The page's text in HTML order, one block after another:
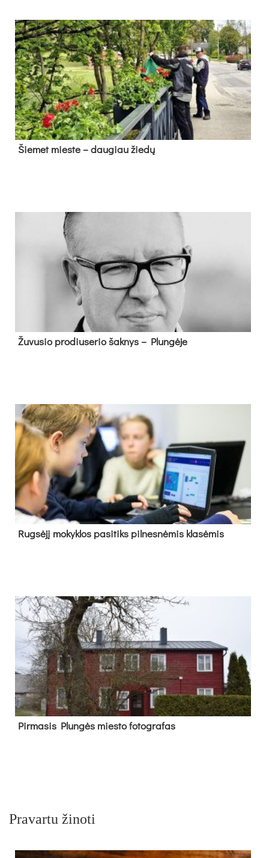
Šie­met mies­te – dau­giau žie­dų
Žu­vu­sio pro­diu­se­rio šak­nys – Plun­gė­je
Rug­sė­jį mo­kyk­los pa­si­tiks pil­nes­nė­mis kla­sė­mis
Pir­ma­sis Plun­gės mies­to fo­tog­ra­fas
Pravartu žinoti